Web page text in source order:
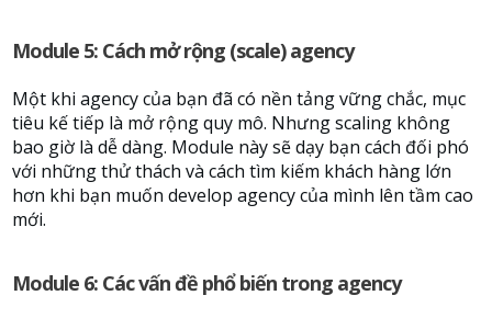
Module 5: Cách mở rộng (scale) agency
Một khi agency của bạn đã có nền tảng vững chắc, mục
tiêu kế tiếp là mở rộng quy mô. Nhưng scaling không
bao giờ là dễ dàng. Module này sẽ dạy bạn cách đối phó
với những thử thách và cách tìm kiếm khách hàng lớn
hơn khi bạn muốn develop agency của mình lên tầm cao
mới.
Module 6: Các vấn đề phổ biến trong agency